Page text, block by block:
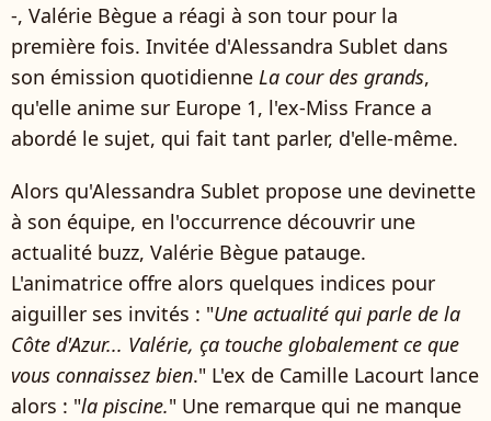
-, Valérie Bègue a réagi à son tour pour la
première fois. Invitée d'Alessandra Sublet dans
son émission quotidienne La cour des grands,
qu'elle anime sur Europe 1, l'ex-Miss France a
abordé le sujet, qui fait tant parler, d'elle-même.
Alors qu'Alessandra Sublet propose une devinette
à son équipe, en l'occurrence découvrir une
actualité buzz, Valérie Bègue patauge.
L'animatrice offre alors quelques indices pour
aiguiller ses invités : "Une actualité qui parle de la
Côte d'Azur... Valérie, ça touche globalement ce que
vous connaissez bien." L'ex de Camille Lacourt lance
alors : "la piscine." Une remarque qui ne manque